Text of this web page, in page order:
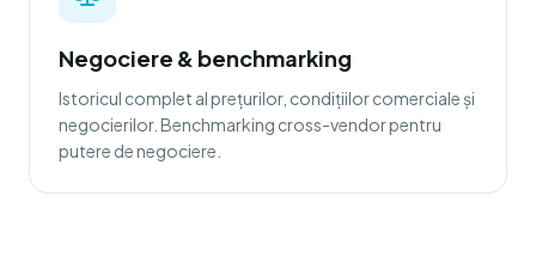
Negociere & benchmarking
Istoricul complet al prețurilor, condițiilor comerciale și
negocierilor. Benchmarking cross-vendor pentru
putere de negociere.